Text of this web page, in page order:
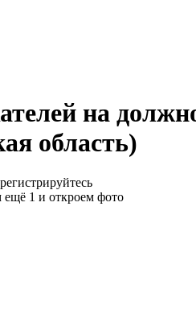
на
область)
ещё 1 и откроем фото